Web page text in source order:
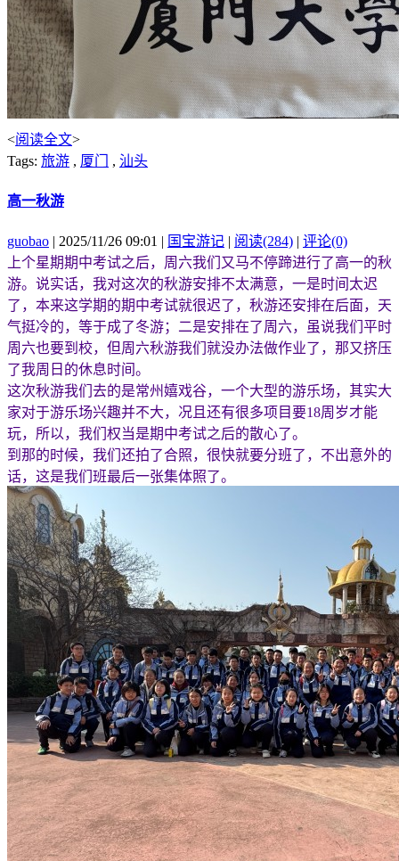
<阅读全文>
Tags: 旅游 , 厦门 , 汕头
高一秋游
guobao | 2025/11/26 09:01 | 国宝游记 | 阅读(284) | 评论(0)
上个星期期中考试之后，周六我们又马不停蹄进行了高一的秋
游。说实话，我对这次的秋游安排不太满意，一是时间太迟
了，本来这学期的期中考试就很迟了，秋游还安排在后面，天
气挺冷的，等于成了冬游；二是安排在了周六，虽说我们平时
周六也要到校，但周六秋游我们就没办法做作业了，那又挤压
了我周日的休息时间。
这次秋游我们去的是常州嬉戏谷，一个大型的游乐场，其实大
家对于游乐场兴趣并不大，况且还有很多项目要18周岁才能
玩，所以，我们权当是期中考试之后的散心了。
到那的时候，我们还拍了合照，很快就要分班了，不出意外的
话，这是我们班最后一张集体照了。